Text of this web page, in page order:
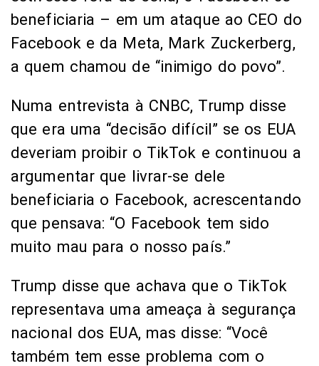
beneficiaria – em um ataque ao CEO do
Facebook e da Meta, Mark Zuckerberg,
a quem chamou de “inimigo do povo”.
Numa entrevista à CNBC, Trump disse
que era uma “decisão difícil” se os EUA
deveriam proibir o TikTok e continuou a
argumentar que livrar-se dele
beneficiaria o Facebook, acrescentando
que pensava: “O Facebook tem sido
muito mau para o nosso país.”
Trump disse que achava que o TikTok
representava uma ameaça à segurança
nacional dos EUA, mas disse: “Você
também tem esse problema com o